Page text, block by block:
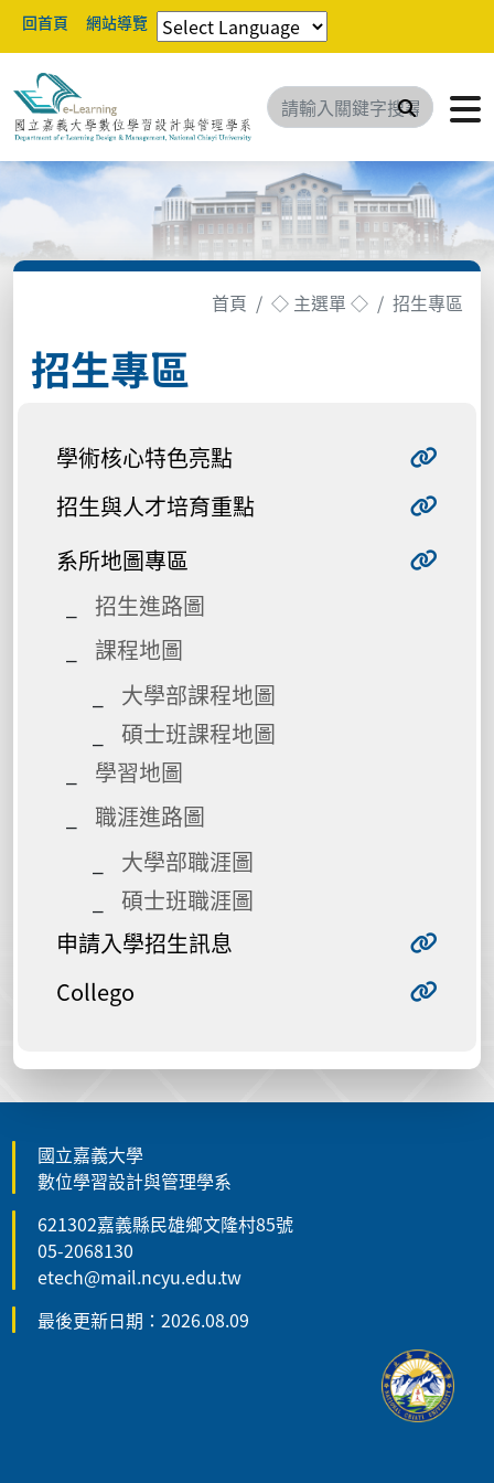
回首頁 網站導覽
搜尋
首頁 ◇ 主選單 ◇ 招生專區
招生專區
學術核心特色亮點
招生與人才培育重點
系所地圖專區
招生進路圖
課程地圖
大學部課程地圖
碩士班課程地圖
學習地圖
職涯進路圖
大學部職涯圖
碩士班職涯圖
申請入學招生訊息
Collego
國立嘉義大學
數位學習設計與管理學系
621302嘉義縣民雄鄉文隆村85號
05-2068130
etech@mail.ncyu.edu.tw
最後更新日期：2026.08.09